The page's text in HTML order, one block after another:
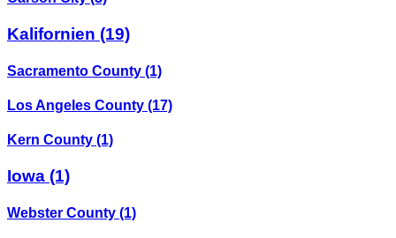
Kalifornien (19)
Sacramento County (1)
Los Angeles County (17)
Kern County (1)
Iowa (1)
Webster County (1)